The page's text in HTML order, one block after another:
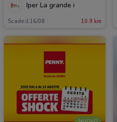
Iper La grande i
Scade il 16/08 10.9 km